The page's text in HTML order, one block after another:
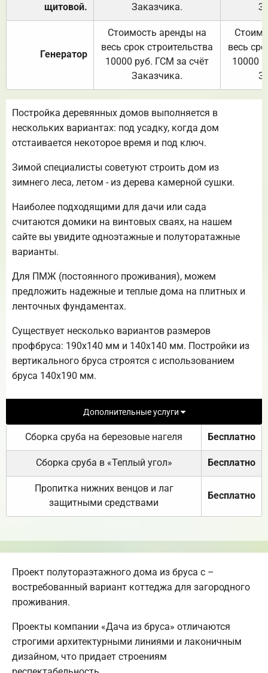
щитовой.
Заказчика.
Генератор
Стоимость аренды на
весь срок строительства
10000 руб. ГСМ за счёт
Заказчика.
весь
10000
Постройка деревянных домов выполняется в
нескольких вариантах: под усадку, когда дом
отстаивается некоторое время и под ключ.
Зимой специалисты советуют строить дом из
зимнего леса, летом - из дерева камерной сушки.
Наиболее подходящими для дачи или сада
считаются домики на винтовых сваях, на нашем
сайте вы увидите одноэтажные и полуторатажные
варианты.
Для ПМЖ (постоянного проживания), можем
предложить надежные и теплые дома на плитных и
ленточных фундаментах.
Существует несколько вариантов размеров
профбруса: 190х140 мм и 140х140 мм. Постройки из
вертикального бруса строятся с использованием
бруса 140х190 мм.
Дополнительные услуги
Сборка сруба на березовые нагеля Бесплатно
Сборка сруба в «Теплый угол» Бесплатно
Пропитка нижних венцов и лаг
защитными средствами
Бесплатно
Проект полутораэтажного дома из бруса с –
востребованный вариант коттеджа для загородного
проживания.
Проекты компании «Дача из бруса» отличаются
строгими архитектурными линиями и лаконичным
дизайном, что придает строениям